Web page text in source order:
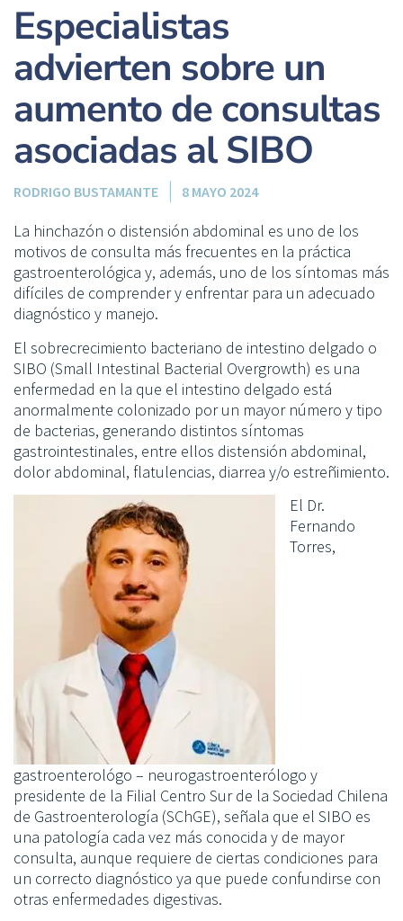
Especialistas
advierten sobre un
aumento de consultas
asociadas al SIBO
RODRIGO BUSTAMANTE 8 MAYO 2024
La hinchazón o distensión abdominal es uno de los
motivos de consulta más frecuentes en la práctica
gastroenterológica y, además, uno de los síntomas más
difíciles de comprender y enfrentar para un adecuado
diagnóstico y manejo.
El sobrecrecimiento bacteriano de intestino delgado o
SIBO (Small Intestinal Bacterial Overgrowth) es una
enfermedad en la que el intestino delgado está
anormalmente colonizado por un mayor número y tipo
de bacterias, generando distintos síntomas
gastrointestinales, entre ellos distensión abdominal,
dolor abdominal, flatulencias, diarrea y/o estreñimiento.
El Dr.
Fernando
Torres,
gastroenterológo – neurogastroenterólogo y
presidente de la Filial Centro Sur de la Sociedad Chilena
de Gastroenterología (SChGE), señala que el SIBO es
una patología cada vez más conocida y de mayor
consulta, aunque requiere de ciertas condiciones para
un correcto diagnóstico ya que puede confundirse con
otras enfermedades digestivas.